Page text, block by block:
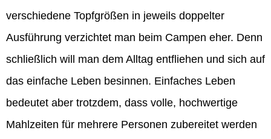
verschiedene Topfgrößen in jeweils doppelter
Ausführung verzichtet man beim Campen eher. Denn
schließlich will man dem Alltag entfliehen und sich auf
das einfache Leben besinnen. Einfaches Leben
bedeutet aber trotzdem, dass volle, hochwertige
Mahlzeiten für mehrere Personen zubereitet werden